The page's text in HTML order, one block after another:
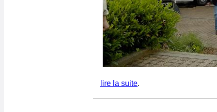
lire la suite.